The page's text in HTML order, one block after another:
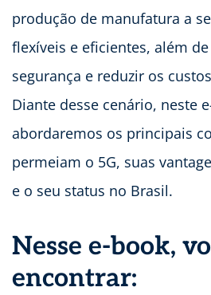
produção de manufatura a
flexíveis e eficientes, além
segurança e reduzir os
Diante desse cenário, neste
abordaremos os principais
permeiam o 5G, suas
e o seu status no Brasil.
Nesse e-book,
encontrar: